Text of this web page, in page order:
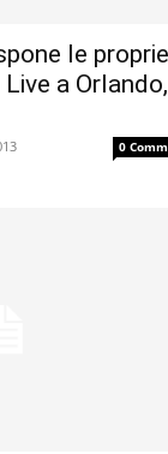
le proprie
a
0